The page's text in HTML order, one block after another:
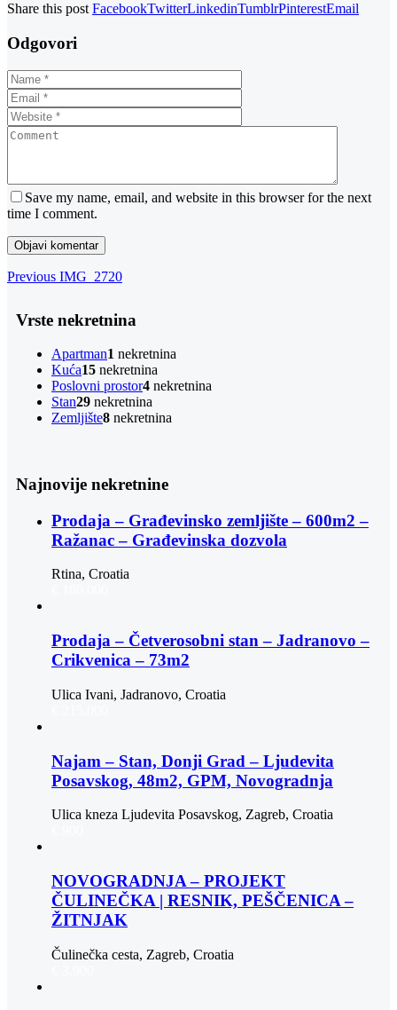
Share this post FacebookTwitterLinkedinTumblrPinterestEmail
Odgovori
Save my name, email, and website in this browser for the next
time I comment.
Navigacija
Previous
Previous IMG_2720
Vrste nekretnina
Apartman1 nekretnina
Kuća15 nekretnina
Poslovni prostor4 nekretnina
Stan29 nekretnina
Zemljište8 nekretnina
Najnovije nekretnine
Prodaja – Građevinsko zemljište – 600m2 –
Ražanac – Građevinska dozvola
Rtina, Croatia
Prodaja – Četverosobni stan – Jadranovo –
Crikvenica – 73m2
Ulica Ivani, Jadranovo, Croatia
Najam – Stan, Donji Grad – Ljudevita
Posavskog, 48m2, GPM, Novogradnja
Ulica kneza Ljudevita Posavskog, Zagreb, Croatia
NOVOGRADNJA – PROJEKT
ČULINEČKA | RESNIK, PEŠČENICA –
ŽITNJAK
Čulinečka cesta, Zagreb, Croatia